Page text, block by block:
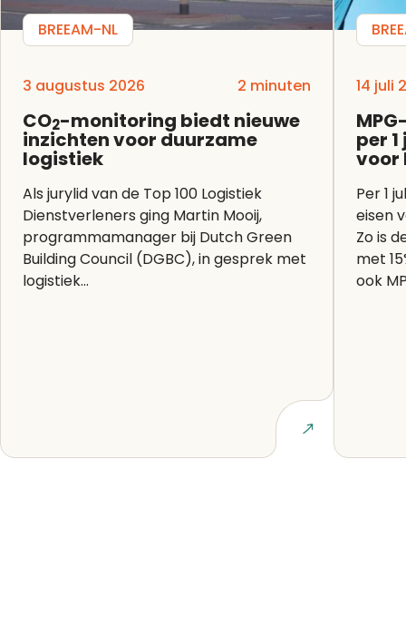
BREEAM-NL
3 augustus 2026 2 minuten
CO2-monitoring biedt nieuwe
inzichten voor duurzame
logistiek
Als jurylid van de Top 100 Logistiek
Dienstverleners ging Martin Mooij,
programmamanager bij Dutch Green
Building Council (DGBC), in gesprek met
logistiek...
Lees artikel
14 juli
per
voor
Per 1
eisen
Zo is
met
ook